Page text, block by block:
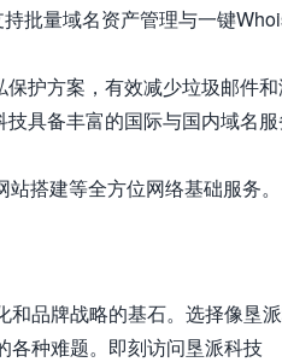
批量域名资产管理与一键
护方案，有效减少垃圾邮件和
具备丰富的国际与国内域名
站搭建等全方位网络基础服务。
品牌战略的基石。选择像垦
各种难题。即刻访问垦派科技